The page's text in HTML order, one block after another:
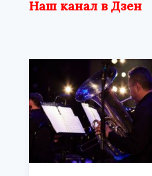
Наш канал в Дзен